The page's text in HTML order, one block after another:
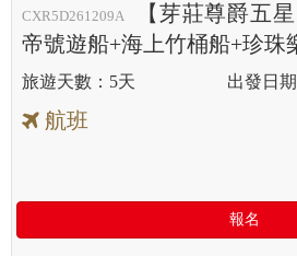
CXR5D261209A
【芽莊尊爵五
帝號遊船+海上竹桶船+珍珠
5天
航班
報名